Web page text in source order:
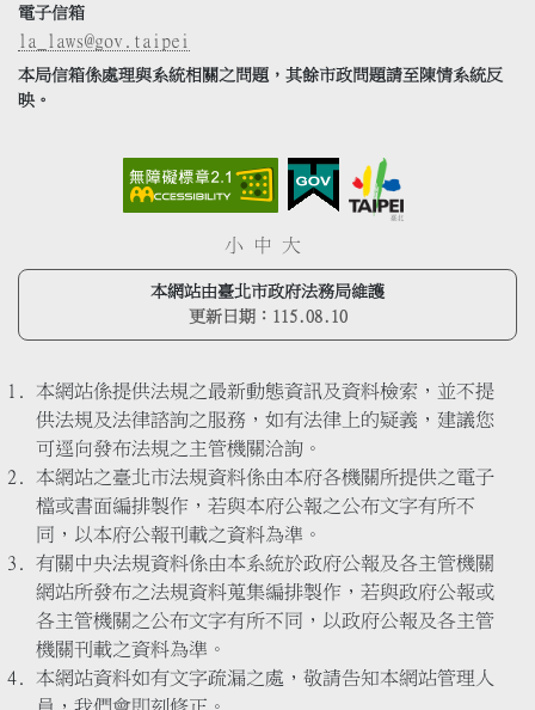
電子信箱
la_laws@gov.taipei
本局信箱係處理與系統相關之問題，其餘市政問題請至陳情系統反
映。
小 中 大
本網站由臺北市政府法務局維護
更新日期： 115.08.10
本網站係提供法規之最新動態資訊及資料檢索，並不提
供法規及法律諮詢之服務，如有法律上的疑義，建議您
可逕向發布法規之主管機關洽詢。
本網站之臺北市法規資料係由本府各機關所提供之電子
檔或書面編排製作，若與本府公報之公布文字有所不
同，以本府公報刊載之資料為準。
有關中央法規資料係由本系統於政府公報及各主管機關
網站所發布之法規資料蒐集編排製作，若與政府公報或
各主管機關之公布文字有所不同，以政府公報及各主管
機關刊載之資料為準。
本網站資料如有文字疏漏之處，敬請告知本網站管理人
員，我們會即刻修正。